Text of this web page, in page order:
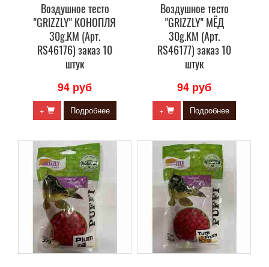
Воздушное тесто
"GRIZZLY" КОНОПЛЯ
30g.KM (Арт.
RS46176) заказ 10
штук
94 руб
+ Подробнее
Воздушное тесто
"GRIZZLY" МЁД
30g.KM (Арт.
RS46177) заказ 10
штук
94 руб
+ Подробнее